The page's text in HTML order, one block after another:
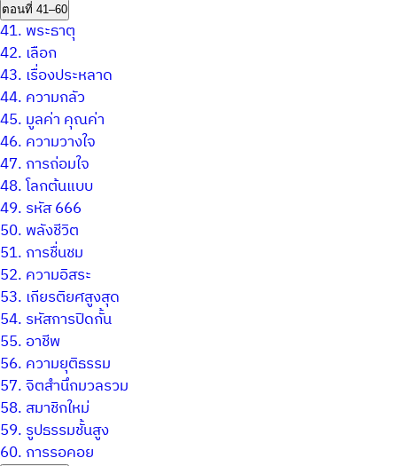
ตอนที่ 41–60
41. พระธาตุ
42. เลือก
43. เรื่องประหลาด
44. ความกลัว
45. มูลค่า คุณค่า
46. ความวางใจ
47. การถ่อมใจ
48.โลกต้นแบบ
49. รหัส 666
50. พลังชีวิต
51. การชื่นชม
52. ความอิสระ
53. เกียรติยศสูงสุด
54. รหัสการปิดกั้น
55. อาชีพ
56. ความยุติธรรม
57.จิตสำนึกมวลรวม
58. สมาชิกใหม่
59. รูปธรรมชั้นสูง
60. การรอคอย